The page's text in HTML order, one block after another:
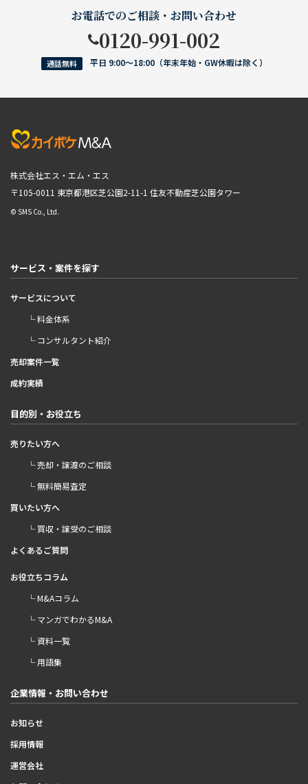
お電話でのご相談・お問い合わせ
0120-991-002
通話無料 平日 9:00〜18:00（年末年始・GW休暇は除く）
株式会社エス・エム・エス
〒105-0011 東京都港区芝公園2-11-1 住友不動産芝公園タワー
© SMS Co., Ltd.
サービス・案件を探す
サービスについて
└ 料金体系
└ コンサルタント紹介
売却案件一覧
成約実績
目的別・お役立ち
売りたい方へ
└ 売却・譲渡のご相談
└ 無料簡易査定
買いたい方へ
└ 買収・譲受のご相談
よくあるご質問
お役立ちコラム
└ M&Aコラム
└ マンガでわかるM&A
└ 資料一覧
└ 用語集
企業情報・お問い合わせ
お知らせ
採用情報
運営会社